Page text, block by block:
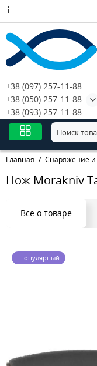
+38 (097) 257-11-88
+38 (050) 257-11-88
+38 (093) 257-11-88
Главная Снаряжение и
Нож Morakniv
Все о товаре
Популярный